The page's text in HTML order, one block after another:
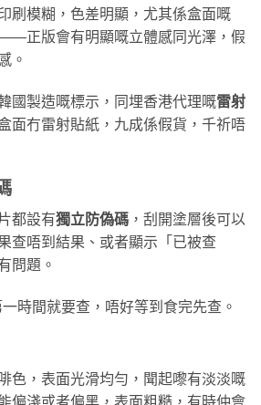
刷模糊，色差明顯，尤其係盒面嘅
——正版會有明顯嘅立體感同光澤，假
。
國製造嘅標示，同埋香港代理嘅雷射
面冇雷射貼紙，九成係假貨，千祈唔
都設有獨立防偽碼 ，刮開塗層後可以
查唔到結果、或者顯示「已被查
問題。
時間就要查，唔好等到食完先查。
色，表面光滑均勻，聞起嚟有淡淡嘅